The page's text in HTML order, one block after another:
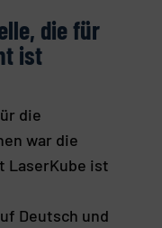
die für
ist
die
war die
LaserKube ist
Deutsch und